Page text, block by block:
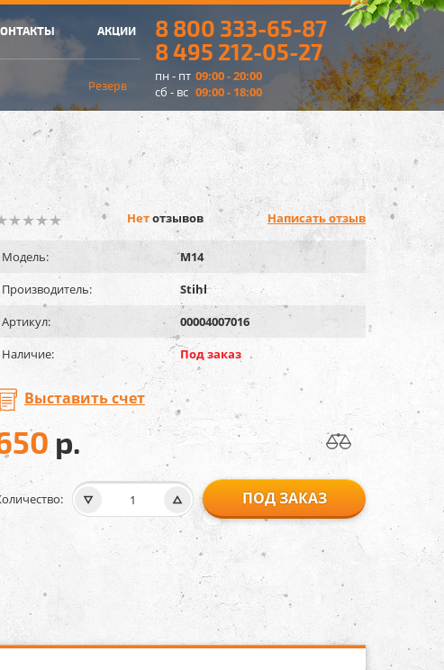
АКЦИИ
Резерв
8 800 333-65-87
8 495 212-05-27
пн - пт 09:00 - 20:00
сб - вс 09:00 - 18:00
Нетотзывов Написать отзыв
Модель:
M14
Производитель:
Stihl
Артикул:
00004007016
Наличие:
Под заказ
Выставить счет
р.
ПОД ЗАКАЗ